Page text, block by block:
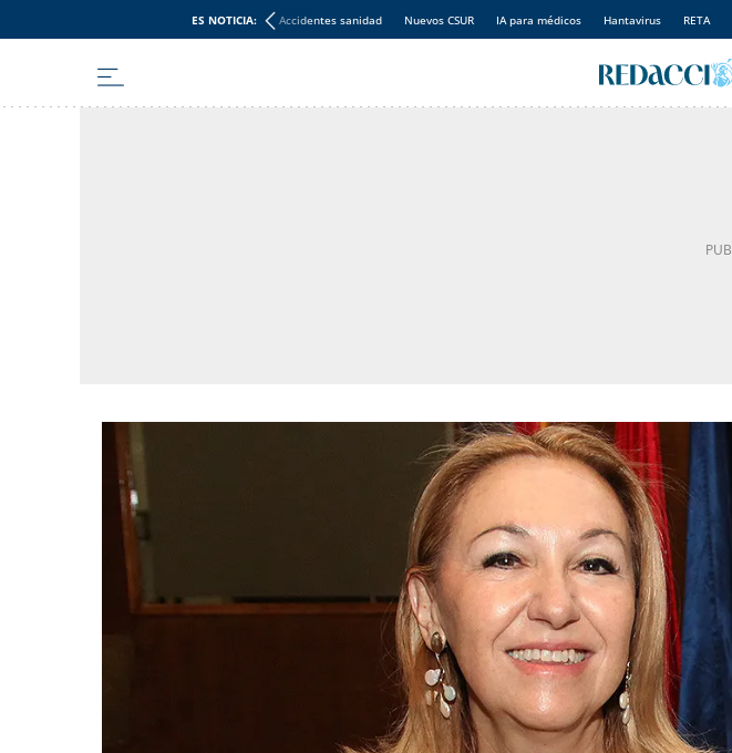
ES NOTICIA: Accidentes sanidad Nuevos CSUR IA para médicos Hantavirus RETA